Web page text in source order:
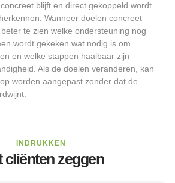
blijft en direct gekoppeld wordt
Wanneer doelen concreet
te zien welke ondersteuning nog
wordt gekeken wat nodig is om
en welke stappen haalbaar zijn
Als de doelen veranderen, kan
worden aangepast zonder dat de
INDRUKKEN
cliënten zeggen